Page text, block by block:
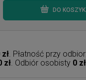
DO
. Płatność przy
zł. Odbiór osobisty 0 zł